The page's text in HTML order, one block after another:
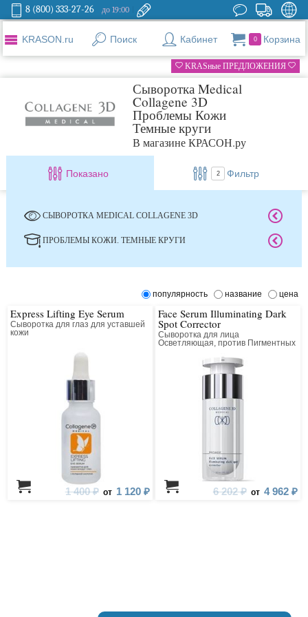
8 (800) 333-27-26 до 19:00
KRASON.ru Поиск Кабинет 0 Корзина
KRASные ПРЕДЛОЖЕНИЯ
Сыворотка Medical
Collagene 3D
Проблемы Кожи
Темные круги
В магазине КРАСОН.ру
Показано 2 Фильтр
СЫВОРОТКА MEDICAL COLLAGENE 3D
ПРОБЛЕМЫ КОЖИ. ТЕМНЫЕ КРУГИ
популярность название цена
Express Lifting Eye Serum
Сыворотка для глаз для уставшей
кожи
1 400 ₽ от 1 120 ₽
Face Serum Illuminating Dark
Spot Corrector
Сыворотка для лица
Осветляющая, против Пигментных
6 202 ₽ от 4 962 ₽